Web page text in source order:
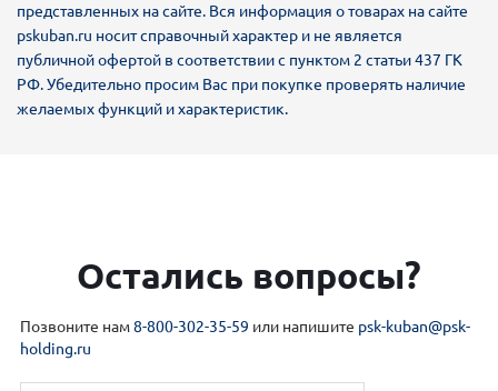
представленных на сайте. Вся информация о товарах на сайте
pskuban.ru носит справочный характер и не является
публичной офертой в соответствии с пунктом 2 статьи 437 ГК
РФ. Убедительно просим Вас при покупке проверять наличие
желаемых функций и характеристик.
Остались вопросы?
Позвоните нам8-800-302-35-59 или напишите psk-kuban@psk-
holding.ru